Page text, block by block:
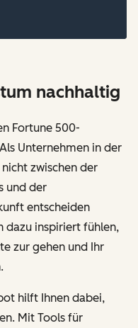
nachhaltig
Fortune 500-
Unternehmen in der
zwischen der
und der
entscheiden
dazu inspiriert fühlen,
zur gehen und Ihr
hilft Ihnen dabei,
Mit Tools für